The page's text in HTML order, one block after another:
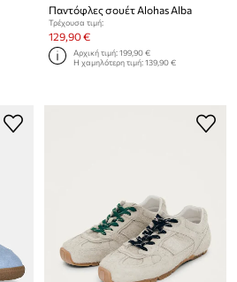
Παντόφλες σουέτ Alohas Alba
Τρέχουσα τιμή:
129,90 €
Αρχική τιμή:199,90 €
Η χαμηλότερη τιμή:139,90 €